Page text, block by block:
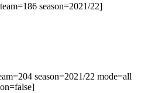
season=2021/22]
season=2021/22 mode=all